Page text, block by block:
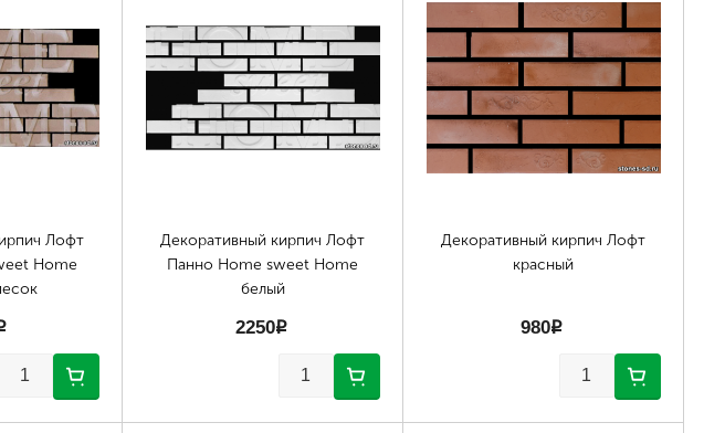
Лофт
Home
Декоративный кирпич Лофт
Панно Home sweet Home
белый
2250p
Декоративный кирпич Лофт
красный
980p